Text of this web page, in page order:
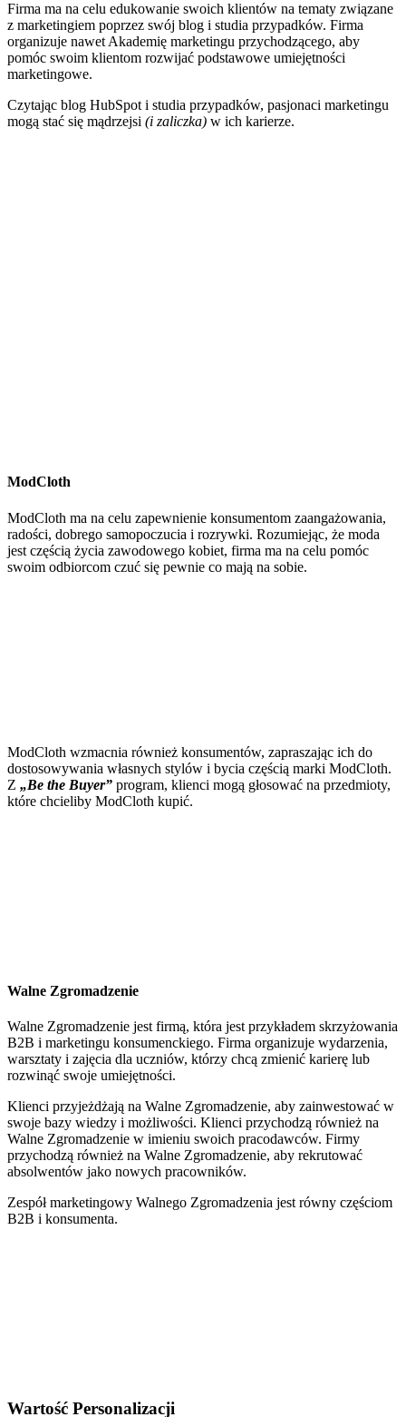
Firma ma na celu edukowanie swoich klientów na tematy związane
z marketingiem poprzez swój blog i studia przypadków. Firma
organizuje nawet Akademię marketingu przychodzącego, aby
pomóc swoim klientom rozwijać podstawowe umiejętności
marketingowe.
Czytając blog HubSpot i studia przypadków, pasjonaci marketingu
mogą stać się mądrzejsi (i zaliczka) w ich karierze.
ModCloth
ModCloth ma na celu zapewnienie konsumentom zaangażowania,
radości, dobrego samopoczucia i rozrywki. Rozumiejąc, że moda
jest częścią życia zawodowego kobiet, firma ma na celu pomóc
swoim odbiorcom czuć się pewnie co mają na sobie.
ModCloth wzmacnia również konsumentów, zapraszając ich do
dostosowywania własnych stylów i bycia częścią marki ModCloth.
Z „Be the Buyer” program, klienci mogą głosować na przedmioty,
które chcieliby ModCloth kupić.
Walne Zgromadzenie
Walne Zgromadzenie jest firmą, która jest przykładem skrzyżowania
B2B i marketingu konsumenckiego. Firma organizuje wydarzenia,
warsztaty i zajęcia dla uczniów, którzy chcą zmienić karierę lub
rozwinąć swoje umiejętności.
Klienci przyjeżdżają na Walne Zgromadzenie, aby zainwestować w
swoje bazy wiedzy i możliwości. Klienci przychodzą również na
Walne Zgromadzenie w imieniu swoich pracodawców. Firmy
przychodzą również na Walne Zgromadzenie, aby rekrutować
absolwentów jako nowych pracowników.
Zespół marketingowy Walnego Zgromadzenia jest równy częściom
B2B i konsumenta.
Wartość Personalizacji